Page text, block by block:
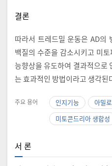
결론
따라서 트레드밀 운동은 AD의
백질의 수준을 감소시키고 미
능향상을 유도하여 결과적으로
는 효과적인 방법이라고 생각된
주요 용어 인지기능 아밀
미토콘드리아 생합성
서 론